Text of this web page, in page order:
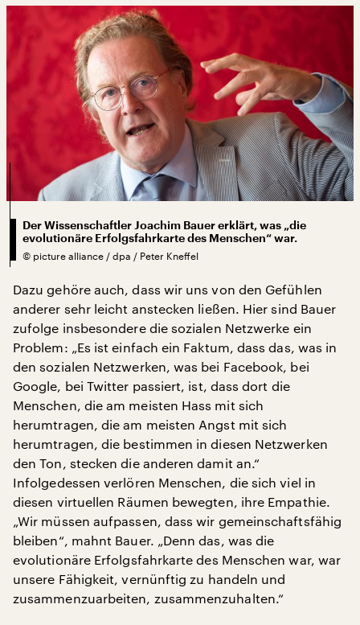
Der Wissenschaftler Joachim Bauer erklärt, was „die
evolutionäre Erfolgsfahrkarte des Menschen“ war.
© picture alliance / dpa / Peter Kneffel
Dazu gehöre auch, dass wir uns von den Gefühlen
anderer sehr leicht anstecken ließen. Hier sind Bauer
zufolge insbesondere die sozialen Netzwerke ein
Problem: „Es ist einfach ein Faktum, dass das, was in
den sozialen Netzwerken, was bei Facebook, bei
Google, bei Twitter passiert, ist, dass dort die
Menschen, die am meisten Hass mit sich
herumtragen, die am meisten Angst mit sich
herumtragen, die bestimmen in diesen Netzwerken
den Ton, stecken die anderen damit an.“
Infolgedessen verlören Menschen, die sich viel in
diesen virtuellen Räumen bewegten, ihre Empathie.
„Wir müssen aufpassen, dass wir gemeinschaftsfähig
bleiben“, mahnt Bauer. „Denn das, was die
evolutionäre Erfolgsfahrkarte des Menschen war, war
unsere Fähigkeit, vernünftig zu handeln und
zusammenzuarbeiten, zusammenzuhalten.“